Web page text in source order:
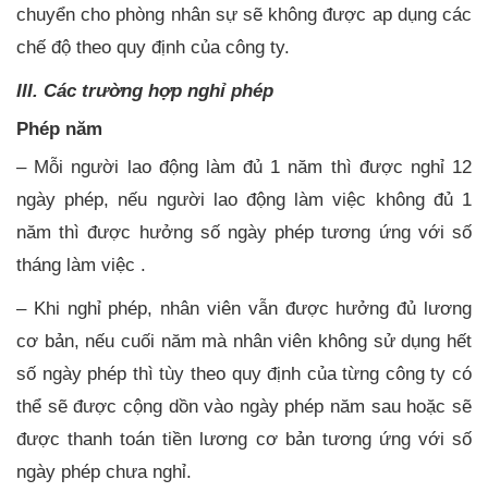
chuyển cho phòng nhân sự sẽ không được ap dụng các
chế độ theo quy định của công ty.
III. Các trường hợp nghỉ phép
Phép năm
– Mỗi người lao động làm đủ 1 năm thì được nghỉ 12
ngày phép, nếu người lao động làm việc không đủ 1
năm thì được hưởng số ngày phép tương ứng với số
tháng làm việc .
– Khi nghỉ phép, nhân viên vẫn được hưởng đủ lương
cơ bản, nếu cuối năm mà nhân viên không sử dụng hết
số ngày phép thì tùy theo quy định của từng công ty có
thể sẽ được cộng dồn vào ngày phép năm sau hoặc sẽ
được thanh toán tiền lương cơ bản tương ứng với số
ngày phép chưa nghỉ.